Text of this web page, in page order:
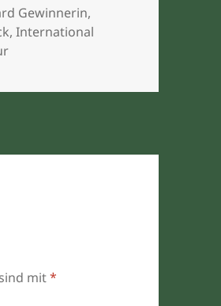
Gewinnerin,
,International
mit*